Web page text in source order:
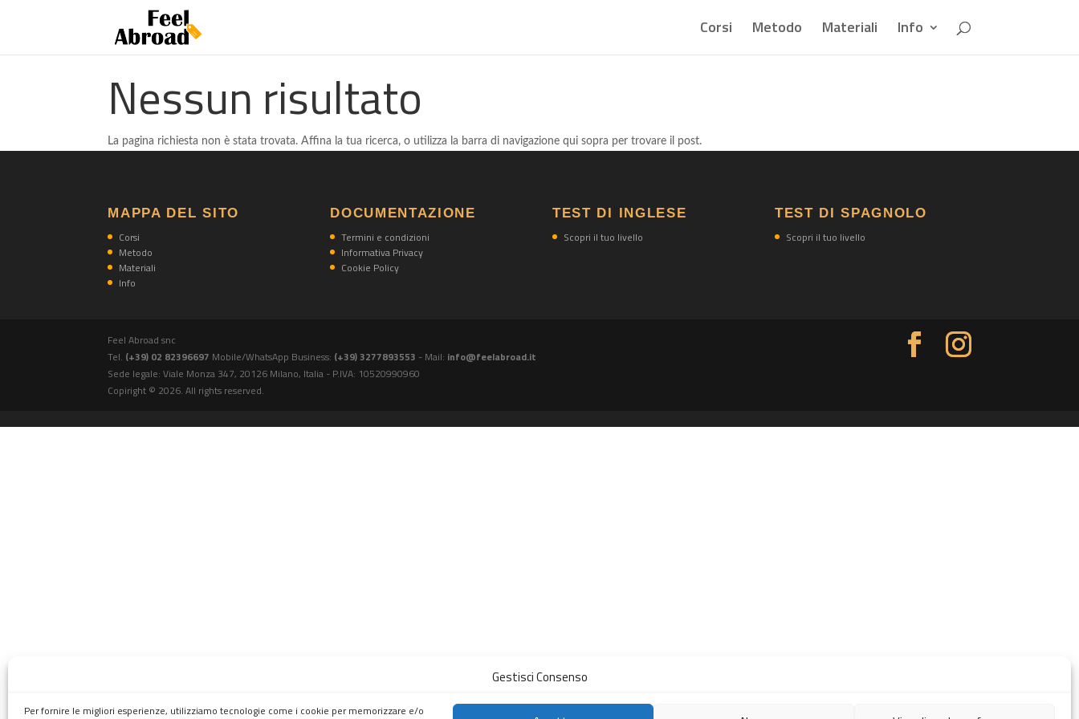
Gestisci Consenso
Per fornire le migliori esperienze, utilizziamo tecnologie come i cookie per memorizzare e/o
Corsi Metodo Materiali Info
Nessun risultato
La pagina richiesta non è stata trovata. Affina la tua ricerca, o utilizza la barra di navigazione qui sopra per trovare il post.
MAPPA DEL SITO
Corsi
Metodo
Materiali
Info
DOCUMENTAZIONE
Termini e condizioni
Informativa Privacy
Cookie Policy
TEST DI INGLESE
Scopri il tuo livello
TEST DI SPAGNOLO
Scopri il tuo livello
Feel Abroad snc
Tel. (+39) 02 82396697 Mobile/WhatsApp Business: (+39) 3277893553 - Mail: info@feelabroad.it
Sede legale: Viale Monza 347, 20126 Milano, Italia - P.IVA: 10520990960
Copiright © 2026. All rights reserved.